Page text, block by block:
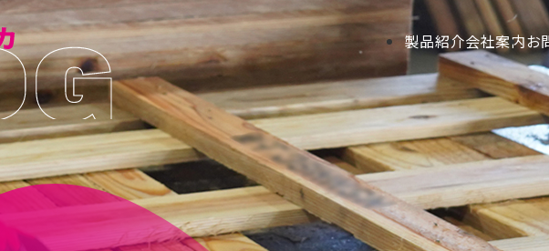
製品紹介会社案内お